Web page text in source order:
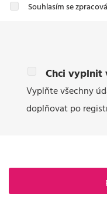
Souhlasím se
Chci vyplnit
Vyplňte všechny
doplňovat po